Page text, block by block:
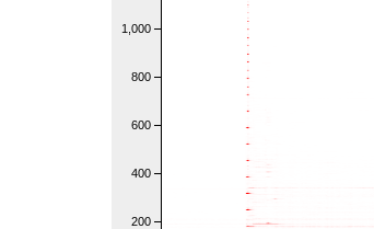
200
400
600
800
1,000